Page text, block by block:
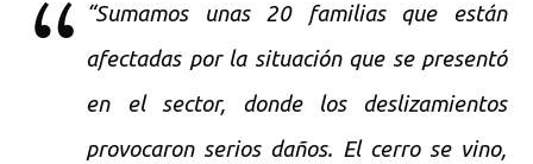
“Sumamos unas 20 familias que están
afectadas por la situación que se presentó
en el sector, donde los deslizamientos
provocaron serios daños. El cerro se vino,